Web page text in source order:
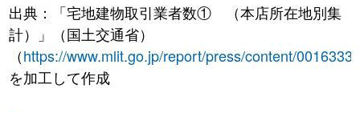
出典：「宅地建物取引業者数① （本店所在地別集
計）」（国土交通省）
（https://www.mlit.go.jp/report/press/content/
を加工して作成